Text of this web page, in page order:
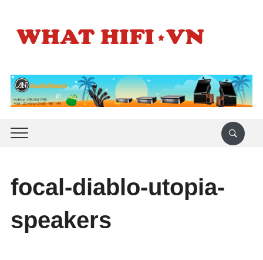
focal-diablo-utopia-
speakers